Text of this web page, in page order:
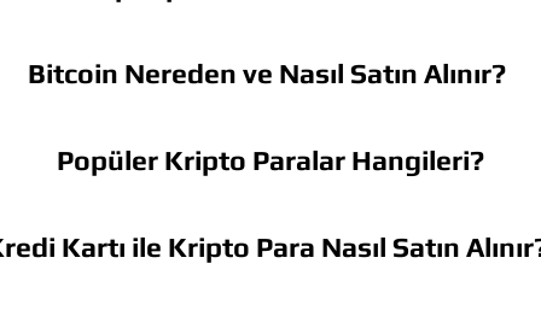
Bitcoin Nereden ve Nasıl Satın Alınır?
Popüler Kripto Paralar Hangileri?
Kartı ile Kripto Para Nasıl Satın